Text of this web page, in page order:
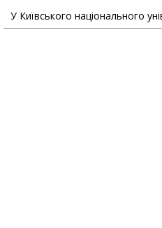
У Київського національного